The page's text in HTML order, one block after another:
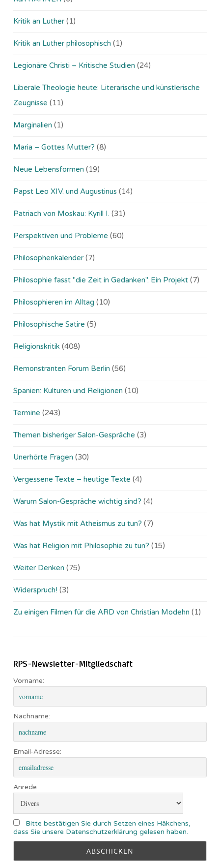
Kritik an Luther (1)
Kritik an Luther philosophisch (1)
Legionäre Christi – Kritische Studien (24)
Liberale Theologie heute: Literarische und künstlerische
Zeugnisse (11)
Marginalien (1)
Maria – Gottes Mutter? (8)
Neue Lebensformen (19)
Papst Leo XIV. und Augustinus (14)
Patriach von Moskau: Kyrill I. (31)
Perspektiven und Probleme (60)
Philosophenkalender (7)
Philosophie fasst "die Zeit in Gedanken". Ein Projekt (7)
Philosophieren im Alltag (10)
Philosophische Satire (5)
Religionskritik (408)
Remonstranten Forum Berlin (56)
Spanien: Kulturen und Religionen (10)
Termine (243)
Themen bisheriger Salon-Gespräche (3)
Unerhörte Fragen (30)
Vergessene Texte – heutige Texte (4)
Warum Salon-Gespräche wichtig sind? (4)
Was hat Mystik mit Atheismus zu tun? (7)
Was hat Religion mit Philosophie zu tun? (15)
Weiter Denken (75)
Widerspruch! (3)
Zu einigen Filmen für die ARD von Christian Modehn (1)
RPS-Newsletter-Mitgliedschaft
Vorname:
Nachname:
Email-Adresse:
Anrede
Bitte bestätigen Sie durch Setzen eines Häkchens,
dass Sie unsere Datenschutzerklärung gelesen haben.